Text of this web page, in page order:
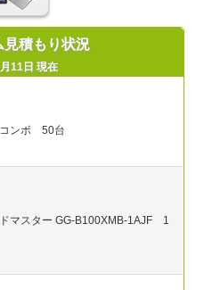
見積もり状況
11日 現在